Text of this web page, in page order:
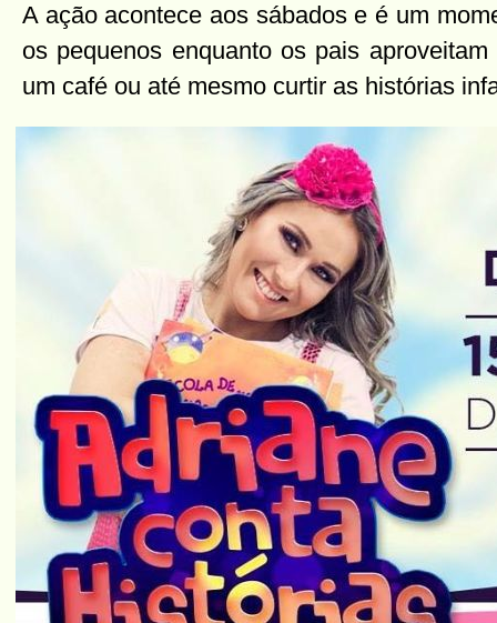
A ação acontece aos sábados e é um
os pequenos enquanto os pais
um café ou até mesmo curtir as histórias